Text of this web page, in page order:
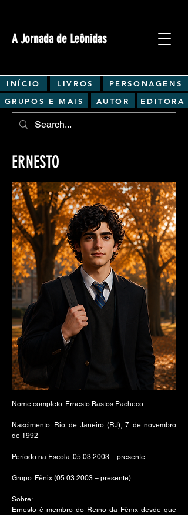
A Jornada de Leônidas
INÍCIO LIVROS
PERSONAGENS
GRUPOS E MAIS
AUTOR EDITORA
ERNESTO
Nome completo: Ernesto Bastos Pacheco
Nascimento: Rio de Janeiro (RJ), 7 de novembro
de 1992
Período na Escola:05.03.2003 – presente
Grupo: Fênix (05.03.2003 – presente)
Sobre:
Ernesto é membro do Reino da Fênix desde que